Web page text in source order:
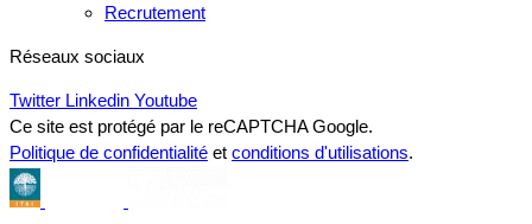
Recrutement
Réseaux sociaux
Twitter Linkedin Youtube
Ce site est protégé par le reCAPTCHA Google.
Politique de confidentialité et conditions d'utilisations.